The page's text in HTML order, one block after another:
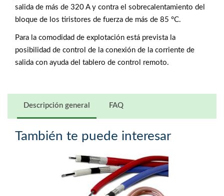
salida de más de 320 A y contra el sobrecalentamiento del
bloque de los tiristores de fuerza de más de 85 °С.
Para la comodidad de explotación está prevista la
posibilidad de control de la conexión de la corriente de
salida con ayuda del tablero de control remoto.
Descripción general FAQ
También te puede interesar